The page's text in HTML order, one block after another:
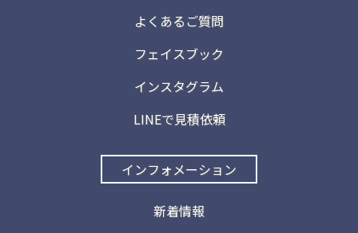
よくあるご質問
フェイスブック
インスタグラム
LINEで見積依頼
インフォメーション
新着情報